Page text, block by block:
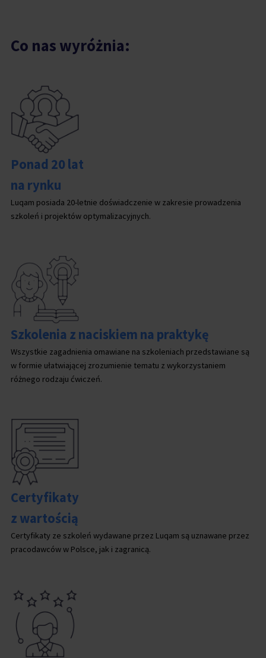
Co nas wyróżnia:
Ponad 20 lat
na rynku
Luqam posiada 20-letnie doświadczenie w zakresie prowadzenia
szkoleń i projektów optymalizacyjnych.
Szkolenia z naciskiem na praktykę
Wszystkie zagadnienia omawiane na szkoleniach przedstawiane są
w formie ułatwiającej zrozumienie tematu z wykorzystaniem
różnego rodzaju ćwiczeń.
Certyfikaty
z wartością
Certyfikaty ze szkoleń wydawane przez Luqam są uznawane przez
pracodawców w Polsce, jak i zagranicą.